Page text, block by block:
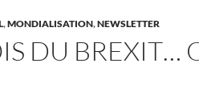
,MONDIALISATION,NEWSLETTER
DU BREXIT…